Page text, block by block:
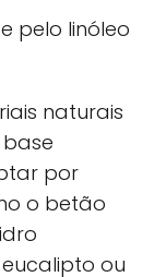
pelo linóleo
naturais
por
o betão
ou